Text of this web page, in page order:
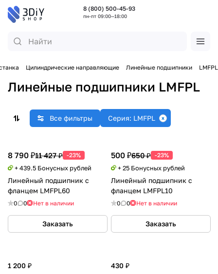
8 (800) 500-45-93
пн-пт 09:00—18:00
Цилиндрические направляющие Линейные подшипники LMFPL
Линейные подшипники LMFPL
Все фильтры Серия: LMFPL
8 790 ₽11 427 ₽ -23%
+ 439.5 Бонусных рублей
Линейный подшипник с
фланцем LMFPL60
0 0 Нет в наличии
Заказать
500 ₽650 ₽ -23%
+ 25 Бонусных рублей
Линейный подшипник с
фланцем LMFPL10
0 0 Нет в наличии
Заказать
1 200 ₽ 430 ₽